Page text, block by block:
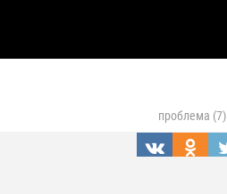
проблема (7)